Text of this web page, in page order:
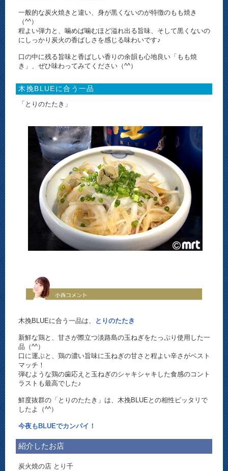
一般的な炭火焼きと違い、身が黒くないのが特徴のもも焼き
（^^）
程よい弾力と、噛めば噛むほど溢れ出る旨味、そして黒くないの
にしっかり炭火の香ばしさを感じる味わいです♪
口の中に残る旨味と香ばしい香りの余韻も心地良い「もも焼
き」、ぜひ味わってみてください（^^）
木挽BLUEに合う一品
「とりのたたき」
木挽BLUEに合う一品は、 とりのたたき
新鮮な鶏と、甘さが際立つ淡路島の玉ねぎをたっぷり使用した一
品（^^）
口に運ぶと、鶏の濃い旨味に玉ねぎの甘さと程よい辛さがベスト
マッチ！
弾むような鶏の歯応えと玉ねぎのシャキシャキした食感のコント
ラストも最高でした♪
鮮度抜群の「とりのたたき」は、木挽BLUEとの相性ピッタリで
したよ（^^）
今夜もBLUEでカンパイ！
紹介したお店
炭火焼の店 とり千